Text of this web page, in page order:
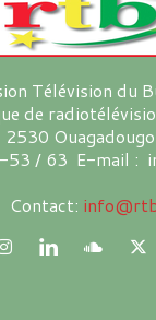
Télévision du
de
2530
/ 63 E-mail :
Contact: